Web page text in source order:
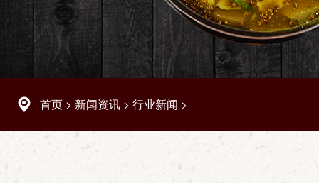
首页 > 新闻资讯 > 行业新闻 >